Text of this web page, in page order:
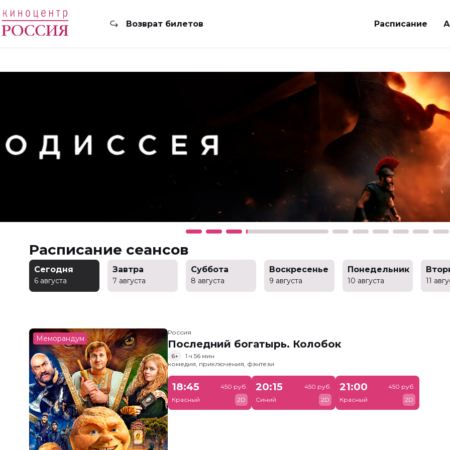
Возврат билетов Расписание
Расписание сеансов
Сегодня
6 августа
Завтра
7 августа
Суббота
8 августа
Воскресенье
9 августа
Понедельник
10 августа 11
Меморандум
Россия
Последний богатырь. Колобок
6+
1 ч 56 мин
комедия, приключения, фэнтези
18:45
Красный
450 руб.
2D
20:15
Синий
450 руб.
2D
21:00
Красный
450 руб.
2D